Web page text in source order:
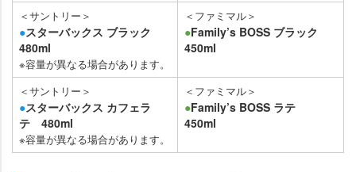
＜サントリー＞
●スターバックス ブラック
480ml
※容量が異なる場合があります。
＜ファミマル＞
●Family’s BOSS ブラック
450ml
＜サントリー＞
●スターバックス カフェラ
テ 480ml
※容量が異なる場合があります。
＜ファミマル＞
●Family’s BOSS ラテ
450ml